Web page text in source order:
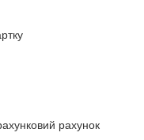
рахунок